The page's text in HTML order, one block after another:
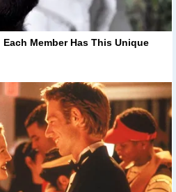
Member Has This Unique